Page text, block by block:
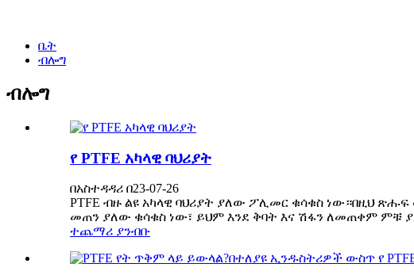
ቤት
ብሎግ
ብሎግ
የ PTFE አካላዊ ባህሪያት
በአስተዳዳሪ በ23-07-26
PTFE ብዙ ልዩ አካላዊ ባህሪያት ያለው ፖሊመር ቁሳቁስ ነው።በዚህ
መጠን ያለው ቁሳቁስ ነው፣ ይህም እንደ ቅባት እና ሽፋን ለመጠቀም ምቹ
ተጨማሪ ያንብቡ